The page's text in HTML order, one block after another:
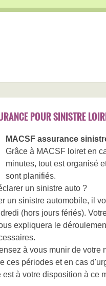
POUR SINISTRE
MACSF assurance
Grâce à MACSF loiret en
minutes, tout est organisé
sont planifiés.
un sinistre auto ?
un sinistre automobile, il
(hors jours fériés).
expliquera le
à vous munir de votre
ces périodes et en cas
est à votre disposition à ce